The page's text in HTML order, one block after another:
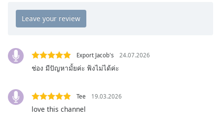
Rate
Chapters
Descriptions
descriptions
off
selected
Export Jacob's 24.07.2026
ช่อง มีปัญหามั้ยค่ะ ฟ้งไม่ได้ค่ะ
Tee 19.03.2026
love this channel